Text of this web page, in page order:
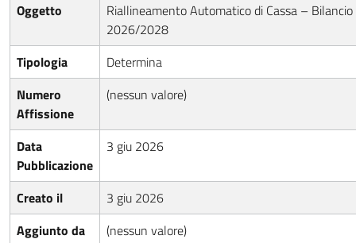
Oggetto
Riallineamento Automatico di Cassa – Bilancio
2026/2028
Tipologia
Determina
Numero
Affissione
(nessun valore)
Data
Pubblicazione
3 giu 2026
Creato il
3 giu 2026
Aggiunto da
(nessun valore)